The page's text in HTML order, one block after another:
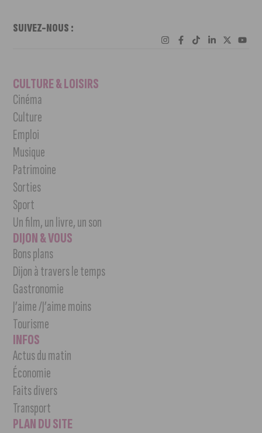
SUIVEZ-NOUS :
CULTURE & LOISIRS
Cinéma
Culture
Emploi
Musique
Patrimoine
Sorties
Sport
Un film, un livre, un son
DIJON & VOUS
Bons plans
Dijon à travers le temps
Gastronomie
J’aime /J’aime moins
Tourisme
INFOS
Actus du matin
Économie
Faits divers
Transport
PLAN DU SITE